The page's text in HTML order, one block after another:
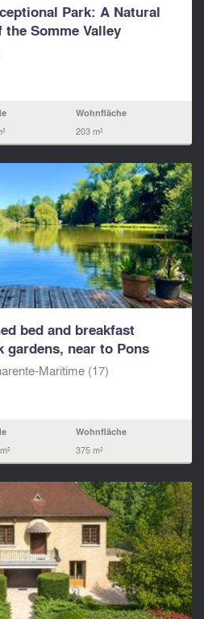
Park: A Natural
Somme Valley
Wohnfläche
203 m²
bed and breakfast
gardens, near to Pons
Maritime (17)
Wohnfläche
375 m²